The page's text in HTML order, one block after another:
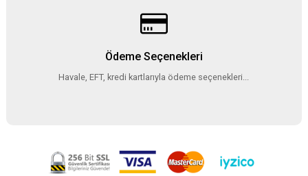
Ödeme Seçenekleri
Havale, EFT, kredi kartlarıyla ödeme seçenekleri...